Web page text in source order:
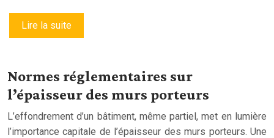
Lire la suite
Normes réglementaires sur
l’épaisseur des murs porteurs
L’effondrement d’un bâtiment, même partiel, met en lumière
l’importance capitale de l’épaisseur des murs porteurs. Une